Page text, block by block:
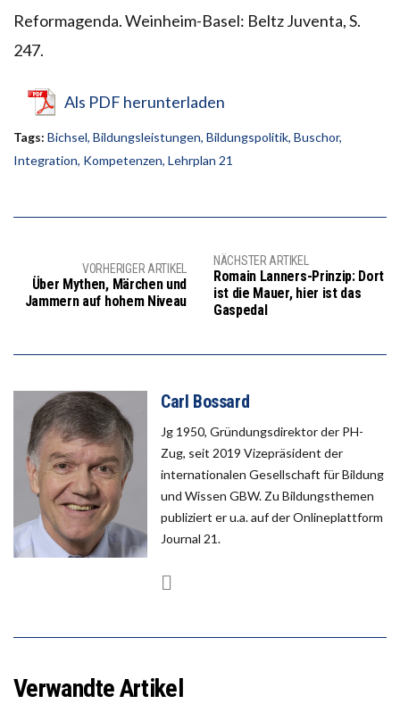
Reformagenda. Weinheim-Basel: Beltz Juventa, S.
247.
Als PDF herunterladen
Tags: Bichsel, Bildungsleistungen, Bildungspolitik, Buschor,
Integration, Kompetenzen, Lehrplan 21
VORHERIGER ARTIKEL
Über Mythen, Märchen und
Jammern auf hohem Niveau
NÄCHSTER ARTIKEL
Romain Lanners-Prinzip: Dort
ist die Mauer, hier ist das
Gaspedal
Carl Bossard
Jg 1950, Gründungsdirektor der PH-
Zug, seit 2019 Vizepräsident der
internationalen Gesellschaft für Bildung
und Wissen GBW. Zu Bildungsthemen
publiziert er u.a. auf der Onlineplattform
Journal 21.
Verwandte Artikel